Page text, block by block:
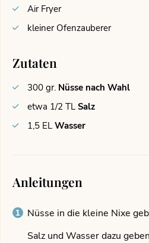
Air Fryer
kleiner Ofenzauberer
Zutaten
300 gr. Nüsse nach Wahl
etwa 1/2 TL Salz
1,5 EL Wasser
Anleitungen
Nüsse in die kleine Nixe
Salz und Wasser dazu